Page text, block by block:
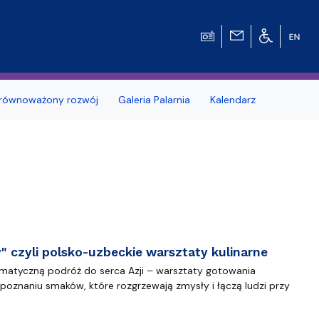
Gdańskiego
Kodeks etyki studenta UG
Kursy e-learningowe języka angielskiego
rozwój Galeria Palarnia Kalendarz
czyli polsko-uzbeckie warsztaty kulinarne
podróż do serca Azji – warsztaty gotowania
smaków, które rozgrzewają zmysły i łączą ludzi przy